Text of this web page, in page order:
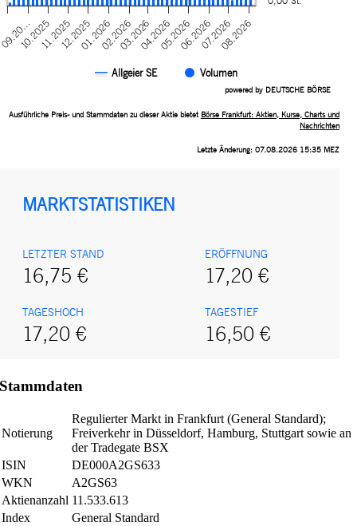
Stammdaten
Notierung
Regulierter Markt in Frankfurt (General Standard);
Freiverkehr in Düsseldorf, Hamburg, Stuttgart sowie an
der Tradegate BSX
ISIN
DE000A2GS633
WKN
A2GS63
Aktienanzahl 11.533.613
Index
General Standard